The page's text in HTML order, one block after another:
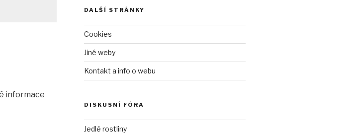
informace
DALŠÍ STRÁNKY
Cookies
Jiné weby
Kontakt a info o webu
DISKUSNÍ FÓRA
Jedlé rostliny